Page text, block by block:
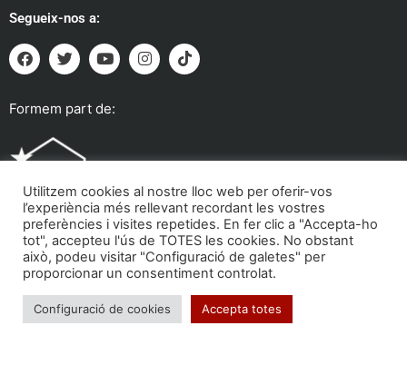
Segueix-nos a:
Formem part de:
Troba'ns a:
Utilitzem cookies al nostre lloc web per oferir-vos
l’experiència més rellevant recordant les vostres
preferències i visites repetides. En fer clic a "Accepta-ho
tot", accepteu l'ús de TOTES les cookies. No obstant
això, podeu visitar "Configuració de galetes" per
proporcionar un consentiment controlat.
Configuració de cookies Accepta totes